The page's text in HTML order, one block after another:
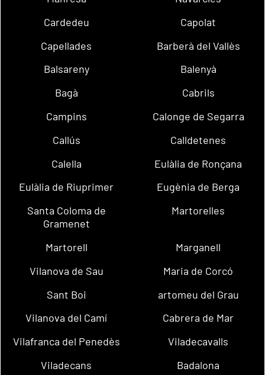
Cardedeu
Capolat
Capellades
Barberà del Vallès
Balsareny
Balenyà
Bagà
Cabrils
Campins
Calonge de Segarra
Callús
Calldetenes
Calella
Eulàlia de Ronçana
Eulàlia de Riuprimer
Eugènia de Berga
Santa Coloma de
Gramenet
Martorelles
Martorell
Marganell
Vilanova de Sau
Maria de Corcó
Sant Boi
artomeu del Grau
Vilanova del Camí
Cabrera de Mar
Vilafranca del Penedès
Viladecavalls
Viladecans
Badalona